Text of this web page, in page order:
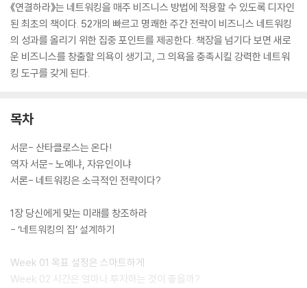
《연결하라》는 네트워킹을 매주 비즈니스 방법에 적용할 수 있도록 디자인
된 최초의 책이다. 52개의 빠르고 명쾌한 주간 전략이 비즈니스 네트워킹
의 성과를 올리기 위한 집중 포인트를 제공한다. 책장을 넘기다 보면 새로
운 비즈니스를 창출할 의욕이 생기고, 그 의욕을 충족시킬 강력한 네트워
킹 도구를 갖게 된다.
목차
서문- 산타클로스는 온다!
역자 서문- 노예냐, 자유인이냐
서론- 네트워킹은 소극적인 전략이다?
1장 당신에게 맞는 미래를 창조하라
- ‘네트워킹의 집’ 설계하기
Week 01 목표 설정은 스마트하게
Week 02 시간은 얼마나 투자하는 것이 좋을까?